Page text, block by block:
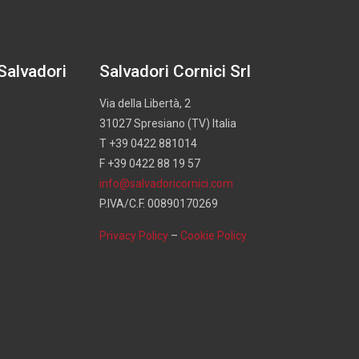
Salvadori Cornici Srl
Via della Libertà, 2
31027 Spresiano (TV) Italia
T +39 0422 881014
F +39 0422 88 19 57
info@salvadoricornici.com
P.IVA/C.F. 00890170269
Privacy Policy – Cookie Policy